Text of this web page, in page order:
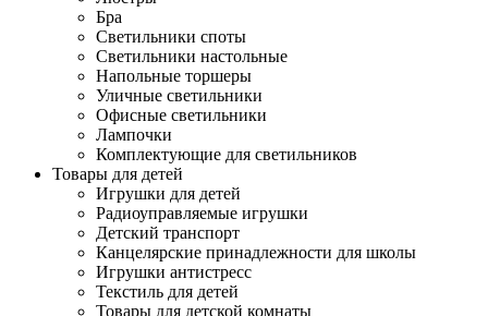
Бра
Светильники споты
Светильники настольные
Напольные торшеры
Уличные светильники
Офисные светильники
Лампочки
Комплектующие для светильников
Товары для детей
Игрушки для детей
Радиоуправляемые игрушки
Детский транспорт
Канцелярские принадлежности для школы
Игрушки антистресс
Текстиль для детей
Товары для детской комнаты